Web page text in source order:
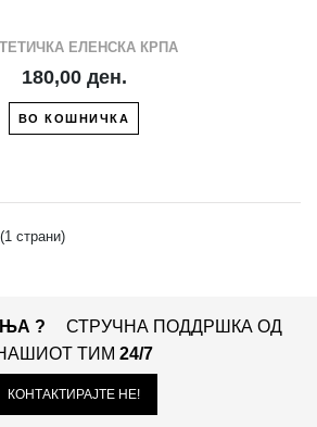
ЕЛЕНСКА КРПА
180,00 ден.
ВО КОШНИЧКА
страни)
?
СТРУЧНА ПОДДРШКА ОД
ТИМ 24/7
КОНТАКТИРАЈТЕ НЕ!